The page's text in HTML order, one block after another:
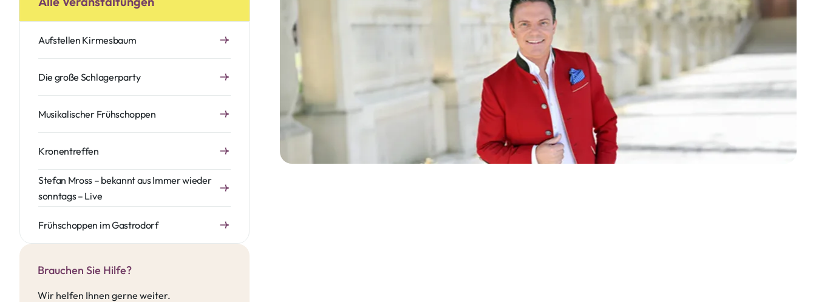
Aufstellen Kirmesbaum
Die große Schlagerparty
Musikalischer Frühschoppen
Kronentreffen
Stefan Mross – bekannt aus Immer wieder
sonntags – Live
Frühschoppen im Gastrodorf
Brauchen Sie Hilfe?
Wir helfen Ihnen gerne weiter.